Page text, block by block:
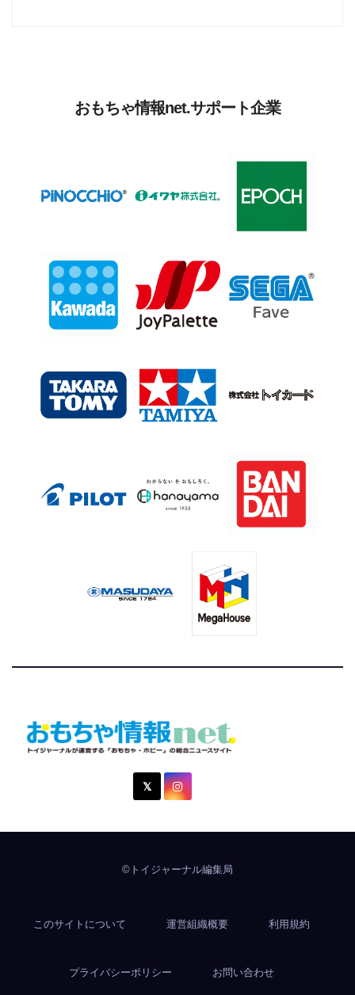
おもちゃ情報net.サポート企業
おもちゃ情報net.
トイジャーナルが運営する「おもちゃ・ホビー」の総合ニュ
©トイジャーナル編集局
このサイトについて 運営組織概要 利用規約
プライバシーポリシー お問い合わせ